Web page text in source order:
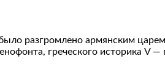
разгромлено армянским
греческого историка V